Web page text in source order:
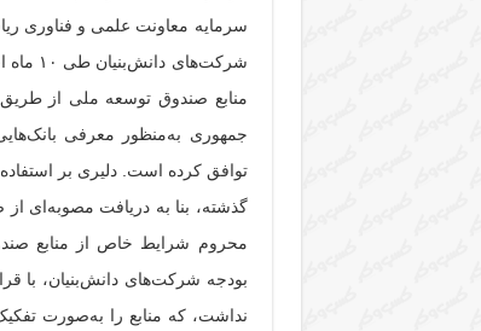
سرمایه معاونت علمی و فناوری
منابع صندوق توسعه ملی از
جمهوری به‌منظور معرفی
توافق کرده است. دلیری بر
گذشته، بنا به دریافت مصوبه‌ای
محروم شرایط خاص از منابع
بودجه شرکت‌های دانش‌بنیان، با
نداشت، که منابع را به‌صورت